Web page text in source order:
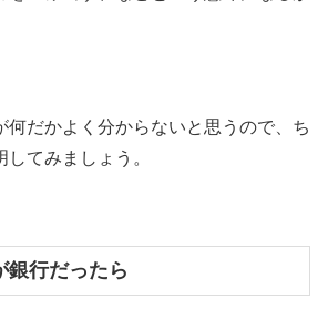
何だかよく分からないと思うので、ち
てみましょう。
銀行だったら